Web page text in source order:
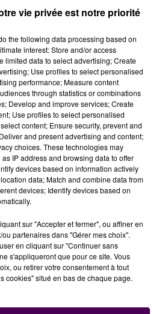
vie privée est notre priorité
the following data processing based on
interest: Store and/or access
limited data to select advertising; Create
Use profiles to select personalised
performance; Measure content
through statistics or combinations
Develop and improve services; Create
Use profiles to select personalised
content; Ensure security, prevent and
and present advertising and content;
choices. These technologies may
IP address and browsing data to offer
devices based on information actively
data; Match and combine data from
devices; Identify devices based on
sur "Accepter et fermer", ou affiner en
partenaires dans "Gérer mes choix".
en cliquant sur "Continuer sans
s'appliqueront que pour ce site. Vous
ou retirer votre consentement à tout
cookies" situé en bas de chaque page.